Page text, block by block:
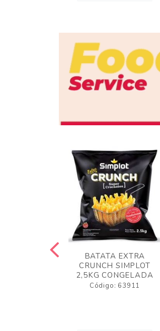
BATATA EXTRA
CRUNCH SIMPLOT
2,5KG CONGELADA
Código: 63911